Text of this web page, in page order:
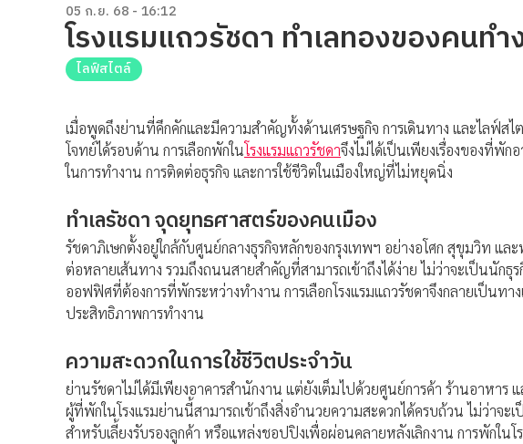
05 ก.ย. 68 - 16:12
โรงแรมแถวรัชดา ทำเลทองของคนท
ไลฟ์สไตล์
เมื่อพูดถึงย่านที่คึกคักและมีความสำคัญทั้งด้านเศรษฐกิจ การเดินทาง และไลฟ์ส
โจทย์ได้รอบด้าน การเลือกพักในโรงแรมแถวรัชดาจึงไม่ได้เป็นเพียงเรื่องของที่พั
ในการทำงาน การติดต่อธุรกิจ และการใช้ชีวิตในเมืองใหญ่ที่ไม่หยุดนิ่ง
ทำเลรัชดา จุดยุทธศาสตร์ของคนเมือง
รัชดาภิเษกตั้งอยู่ใกล้กับศูนย์กลางธุรกิจหลักของกรุงเทพฯ อย่างอโศก สุขุมวิท แล
ต่อหลายเส้นทาง รวมถึงถนนสายสำคัญที่สามารถเข้าถึงได้ง่าย ไม่ว่าจะเป็นนัก
ออฟฟิศที่ต้องการที่พักระหว่างทำงาน การเลือกโรงแรมแถวรัชดาจึงกลายเป็นท
ประสิทธิภาพการทำงาน
ความสะดวกในการใช้ชีวิตประจำวัน
ย่านรัชดาไม่ได้มีเพียงอาคารสำนักงาน แต่ยังเต็มไปด้วยศูนย์การค้า ร้านอาหาร
ผู้ที่พักในโรงแรมย่านนี้สามารถเข้าถึงสิ่งอำนวยความสะดวกได้ครบถ้วน ไม่ว่าจ
สำหรับเลี้ยงรับรองลูกค้า หรือแหล่งชอปปิงเพื่อผ่อนคลายหลังเลิกงาน การพักในโ